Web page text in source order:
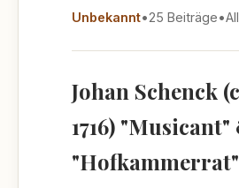
Unbekannt•25 Beiträge•
Johan Schenck
1716)
"Hofkammerrat"